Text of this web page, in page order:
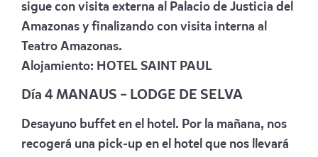
sigue con visita externa al Palacio de Justicia del
Amazonas y finalizando con visita interna al
Teatro Amazonas.
Alojamiento: HOTEL SAINT PAUL
Día 4 MANAUS – LODGE DE SELVA
Desayuno buffet en el hotel. Por la mañana, nos
recogerá una pick-up en el hotel que nos llevará